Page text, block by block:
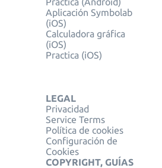
Aplicación Symbolab
(iOS)
Calculadora gráfica
(iOS)
Practica (iOS)
LEGAL
Privacidad
Service Terms
Política de cookies
Configuración de
Cookies
COPYRIGHT, GUÍAS